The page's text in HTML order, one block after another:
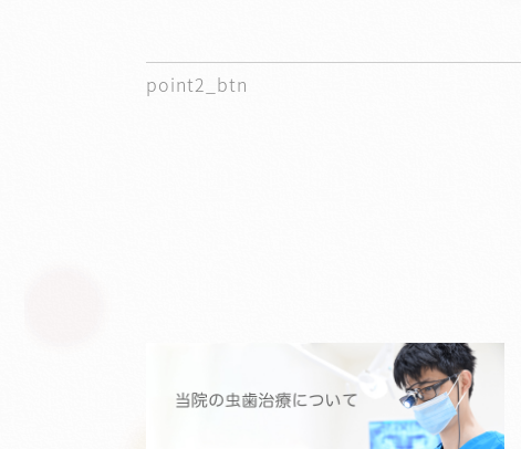
point2_btn